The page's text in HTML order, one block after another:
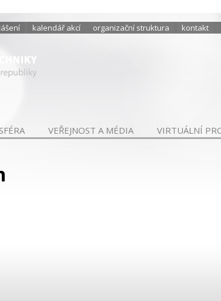
kalendář akcí organizační struktura kontakt
VEŘEJNOST A MÉDIA VIRTUÁLNÍ